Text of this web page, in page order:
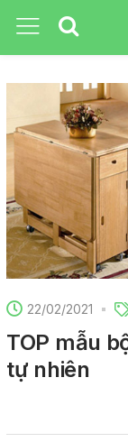
22/02/2021
TOP mẫu
tự nhiên